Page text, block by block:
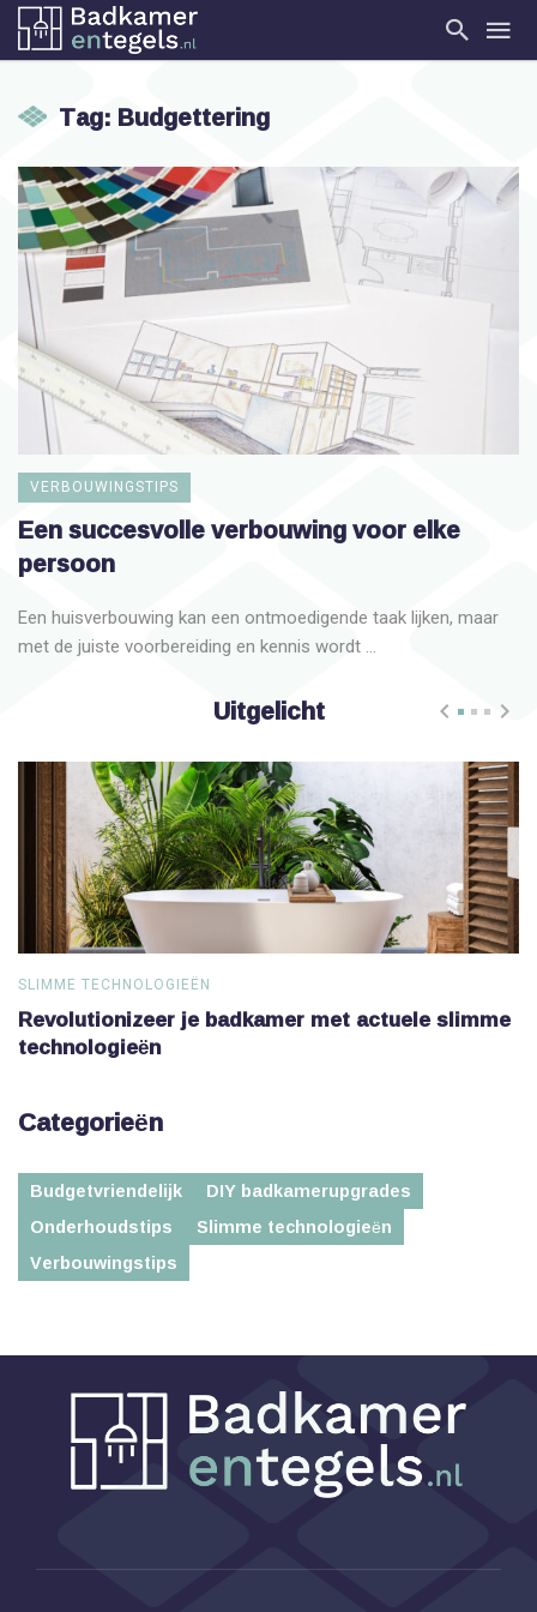
Tag: Budgettering
VERBOUWINGSTIPS
Een succesvolle verbouwing voor elke
persoon
Een huisverbouwing kan een ontmoedigende taak lijken, maar
met de juiste voorbereiding en kennis wordt ...
Uitgelicht
SLIMME TECHNOLOGIEËN
Revolutionizeer je badkamer met actuele slimme
technologieën
Categorieën
Budgetvriendelijk
DIY badkamerupgrades
Onderhoudstips
Slimme technologieën
Verbouwingstips